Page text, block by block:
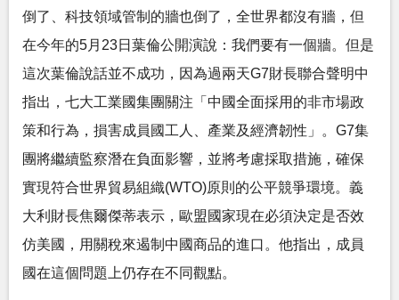
倒了、科技領域管制的牆也倒了，全世界都沒有牆，但
在今年的5月23日葉倫公開演說：我們要有一個牆。但是
這次葉倫說話並不成功，因為過兩天G7財長聯合聲明中
指出，七大工業國集團關注「中國全面採用的非市場政
策和行為，損害成員國工人、產業及經濟韌性」。G7集
團將繼續監察潛在負面影響，並將考慮採取措施，確保
實現符合世界貿易組織(WTO)原則的公平競爭環境。義
大利財長焦爾傑蒂表示，歐盟國家現在必須決定是否效
仿美國，用關稅來遏制中國商品的進口。他指出，成員
國在這個問題上仍存在不同觀點。